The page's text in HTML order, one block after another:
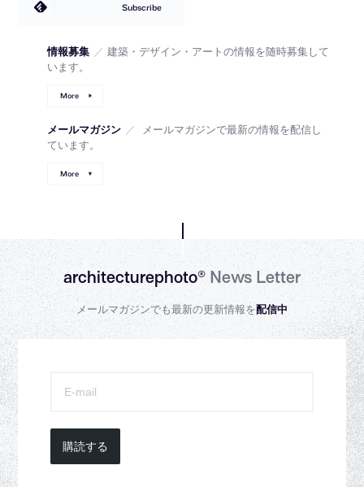
Subscribe
情報募集 ／ 建築・デザイン・アートの情報を随時募集して
います。
More
メールマガジン ／
メールマガジンで最新の情報を配信し
ています。
More
architecturephoto®News Letter
メールマガジンでも最新の更新情報を配信中
購読する